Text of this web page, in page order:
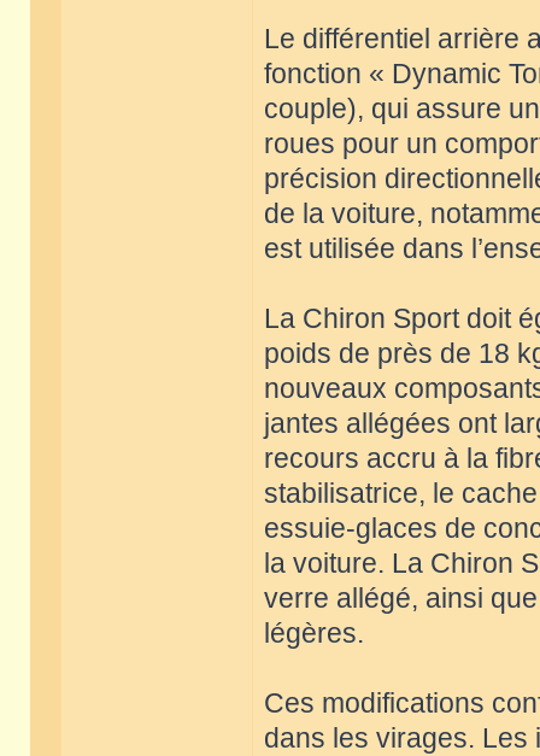
Le différentiel arrière
fonction « Dynamic
couple), qui assure
roues pour un
précision
de la voiture,
est utilisée dans
La Chiron Sport doit
poids de près de 18
nouveaux
jantes allégées ont
recours accru à la
stabilisatrice, le
essuie-glaces de
la voiture. La Chiron
verre allégé, ainsi
légères.
Ces modifications
dans les virages. Les